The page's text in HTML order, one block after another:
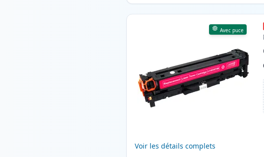
Avec puce
Voir les détails complets